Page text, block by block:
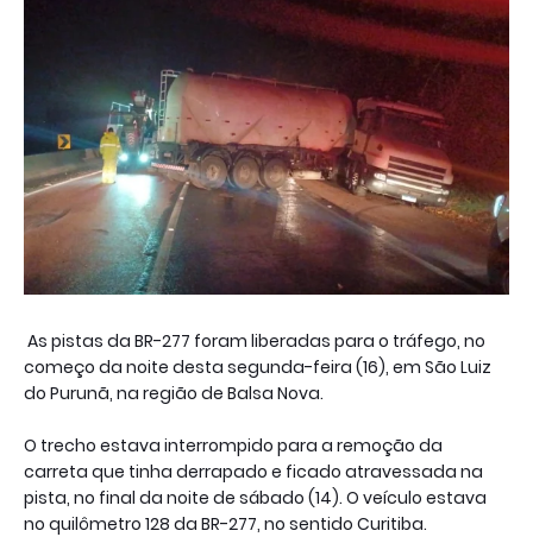
As pistas da BR-277 foram liberadas para o tráfego, no
começo da noite desta segunda-feira (16), em São Luiz
do Purunã, na região de Balsa Nova.
O trecho estava interrompido para a remoção da
carreta que tinha derrapado e ficado atravessada na
pista, no final da noite de sábado (14). O veículo estava
no quilômetro 128 da BR-277, no sentido Curitiba.